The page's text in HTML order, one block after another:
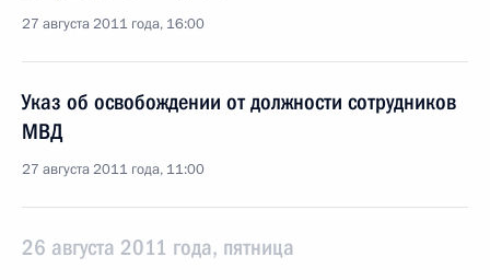
27 августа 2011 года, 16:00
Указ об освобождении от должности сотрудников
МВД
27 августа 2011 года, 11:00
26 августа 2011 года, пятница